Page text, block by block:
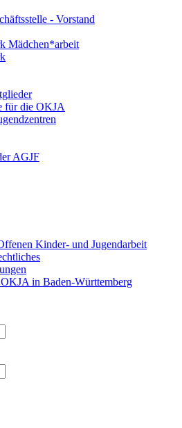
- Vorstand
Mädchen*arbeit
für die OKJA
AGJF
Kinder- und Jugendarbeit
in Baden-Württemberg